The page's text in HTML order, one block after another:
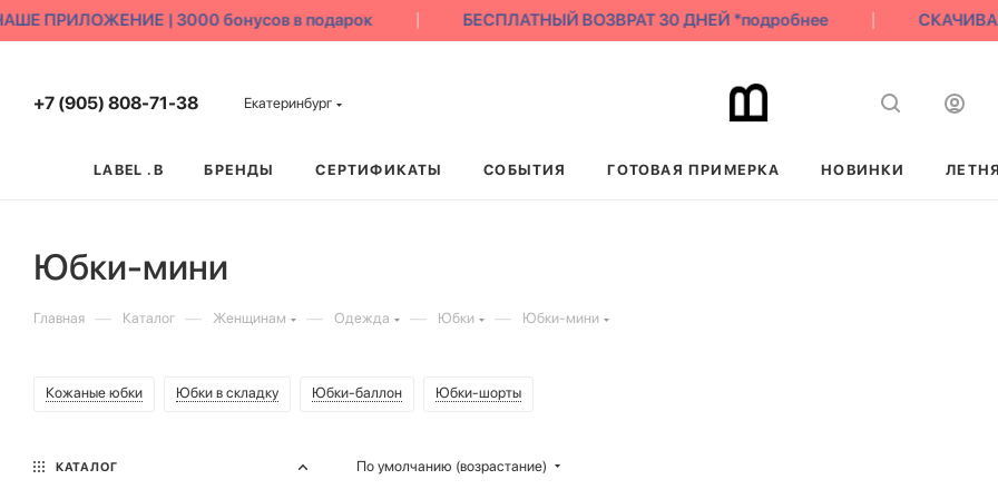
| 3000 бонусов в подарок БЕСПЛАТНЫЙ ВОЗВРАТ 30 ДНЕЙ *подробнее СКАЧИВАЙ
+7 (905) 808-71-38 Екатеринбург
LABEL .B БРЕНДЫ СЕРТИФИКАТЫ СОБЫТИЯ ГОТОВАЯ ПРИМЕРКА НОВИНКИ
Юбки-мини
Главная — Каталог — Женщинам — Одежда — Юбки — Юбки-мини
Кожаные юбки Юбки в складку Юбки-баллон Юбки-шорты
По умолчанию (возрастание)
КАТАЛОГ